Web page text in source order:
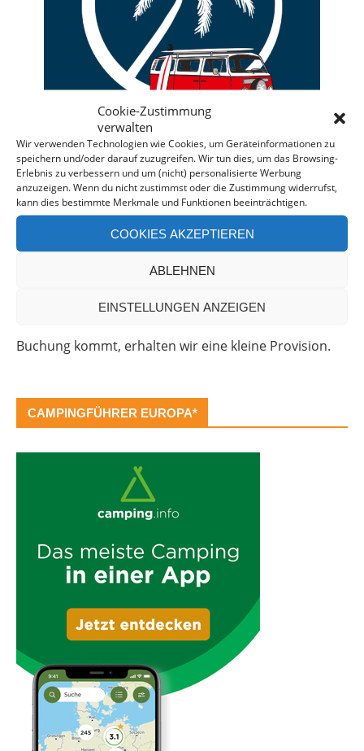
Cookie-Zustimmung
verwalten
Wir verwenden Technologien wie Cookies, um Geräteinformationen zu
speichern und/oder darauf zuzugreifen. Wir tun dies, um das Browsing-
Erlebnis zu verbessern und um (nicht) personalisierte Werbung
anzuzeigen. Wenn du nicht zustimmst oder die Zustimmung widerrufst,
kann dies bestimmte Merkmale und Funktionen beeinträchtigen.
COOKIES AKZEPTIEREN
ABLEHNEN
EINSTELLUNGEN ANZEIGEN
Deine individuelle Beratung bei der Campermiete
in Deutschland und Europa.
Bei einer Anfrage über diesen Banner erhältst Du
Rabatt! *
Offenlegung: Die Anfrage bei der Camper Oase ist
Buchung kommt, erhalten wir eine kleine Provision.
CAMPINGFÜHRER EUROPA*